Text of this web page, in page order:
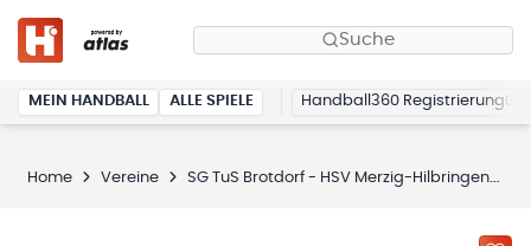
Suche
MEIN HANDBALL ALLE SPIELE Handball360 Registrierung
Home Vereine SG TuS Brotdorf - HSV Merzig-Hilbringen